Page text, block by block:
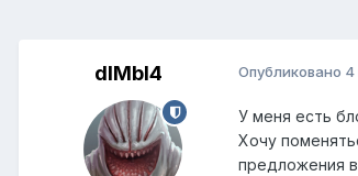
dIMbI4 Опубликовано 4
У меня есть
Xочу
предложения